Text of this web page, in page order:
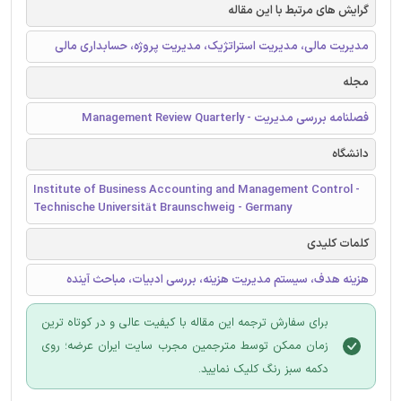
گرایش های مرتبط با این مقاله
مدیریت مالی، مدیریت استراتژیک، مدیریت پروژه، حسابداری مالی
مجله
فصلنامه بررسی مدیریت - Management Review Quarterly
دانشگاه
Institute of Business Accounting and Management Control -
Technische Universität Braunschweig - Germany
کلمات کلیدی
هزینه هدف، سیستم مدیریت هزینه، بررسی ادبیات، مباحث آینده
برای سفارش ترجمه این مقاله با کیفیت عالی و در کوتاه ترین
زمان ممکن توسط مترجمین مجرب سایت ایران عرضه؛ روی
دکمه سبز رنگ کلیک نمایید.